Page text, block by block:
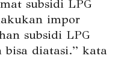
subsidi LPG
impor
subsidi LPG
bisa diatasi.” kata